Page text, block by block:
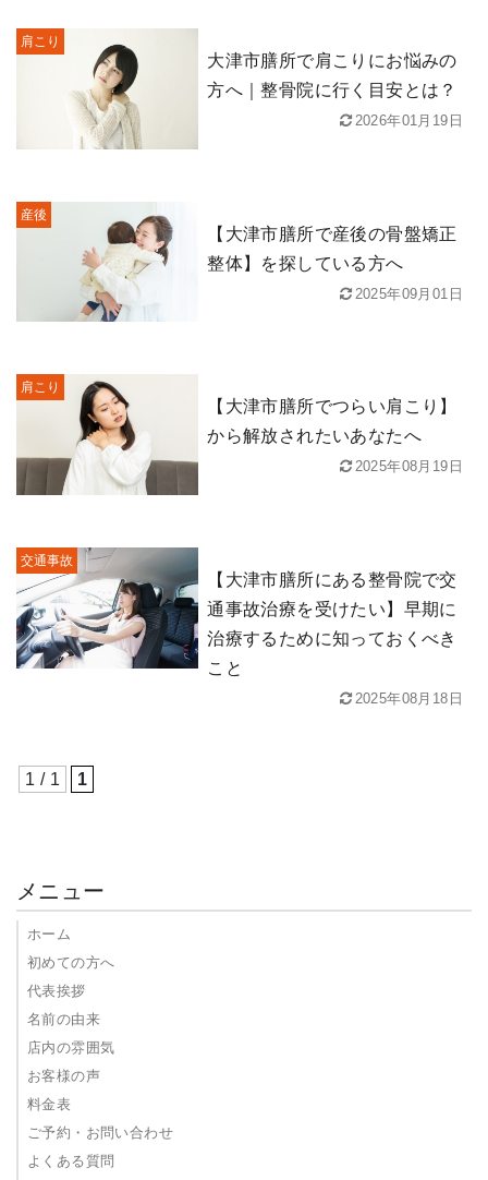
肩こり
大津市膳所で肩こりにお悩みの
方へ｜整骨院に行く目安とは？
2026年01月19日
産後
【大津市膳所で産後の骨盤矯正
整体】を探している方へ
2025年09月01日
肩こり
【大津市膳所でつらい肩こり】
から解放されたいあなたへ
2025年08月19日
交通事故
【大津市膳所にある整骨院で交
通事故治療を受けたい】早期に
治療するために知っておくべき
こと
2025年08月18日
1 / 1 1
メニュー
ホーム
初めての方へ
代表挨拶
名前の由来
店内の雰囲気
お客様の声
料金表
ご予約・お問い合わせ
よくある質問